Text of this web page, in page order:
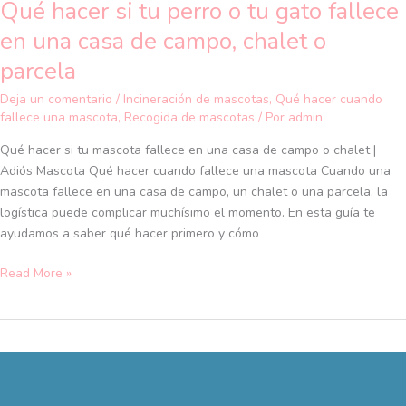
Qué hacer si tu perro o tu gato fallece
en una casa de campo, chalet o
parcela
Deja un comentario / Incineración de mascotas, Qué hacer cuando
fallece una mascota, Recogida de mascotas / Por admin
Qué hacer si tu mascota fallece en una casa de campo o chalet |
Adiós Mascota Qué hacer cuando fallece una mascota Cuando una
mascota fallece en una casa de campo, un chalet o una parcela, la
logística puede complicar muchísimo el momento. En esta guía te
ayudamos a saber qué hacer primero y cómo
chalet
parcela
Read More »